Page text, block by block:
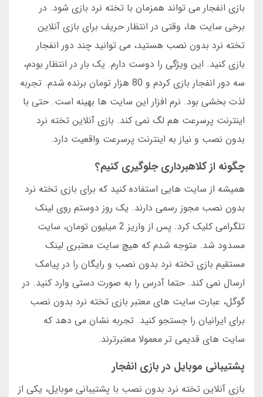
بازی انفجار می تواند همزمان با تخته نرد بازی شود. در
برخی سایت ها، وقتی در انتظار حریف برای بازی آنلاین
تخته نرد بدون نصب هستید، می توانید چند دور انفجار
بازی کنید. این ویژگی را دوست دارم. یک بار در انتظار بودم،
سه دور انفجار بازی کردم و 80 هزار تومان برنده شدم. تجربه
لذت بخشی بود. نرم افزار این سایت ها بهینه است. حتی با
اینترنت پرسرعت هم لگ نمی کند. بازی آنلاین تخته نرد
بدون نصب و نیاز به اینترنت پرسرعت واقعیت دارد.
چگونه از کلاهبرداری جلوگیری کنیم؟
همیشه از سایت هایی استفاده کنید که برای بازی تخته نرد
بدون نصب مجوز رسمی دارند. یک روز دوستم روی لینک
تلگرامی کلیک کرد. پس از واریز 2 میلیون تومان، سایت
مسدود شد. متوجه شدم که هیچ سایت معتبری لینک
مستقیم بازی تخته نرد بدون نصب و رایگان را در پیامک
ارسال نمی کند. حتما آدرس را به صورت دستی وارد کنید. در
گوگل، عبارت سایت های معتبر بازی تخته نرد بدون نصب
برای ایرانیان را جستجو کنید. تجربه نشان می دهد که
سایت های قدیمی تر معمولا معتبرترند.
پشتیبانی موبایل در بازی انفجار
بازی آنلاین تخته نرد بدون نصب با پشتیبانی موبایل، یکی از